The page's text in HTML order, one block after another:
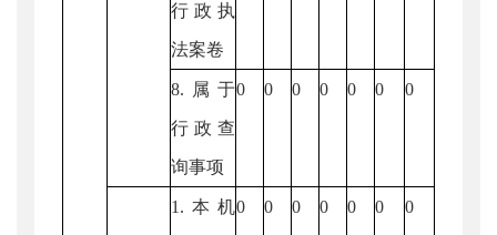
行政执
法案卷
8.属于
行政查
询事项
0 0 0 0 0 0 0
1.本机0 0 0 0 0 0 0